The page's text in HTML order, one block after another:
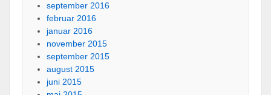
september 2016
februar 2016
januar 2016
november 2015
september 2015
august 2015
juni 2015